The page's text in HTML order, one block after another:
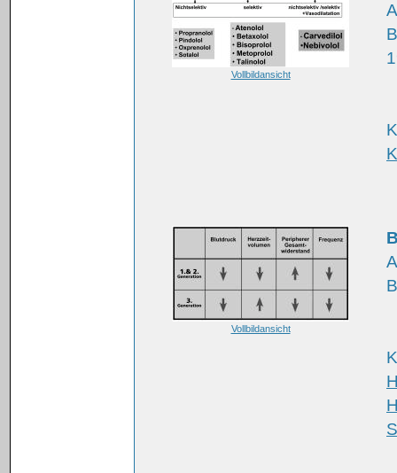
Vollbildansicht
Vollbildansicht